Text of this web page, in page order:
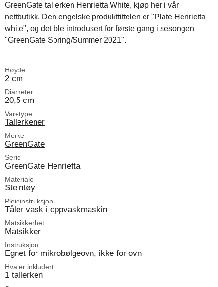
GreenGate tallerken Henrietta White, kjøp her i vår
nettbutikk. Den engelske produkttittelen er "Plate Henrietta
white", og det ble introdusert for første gang i sesongen
"GreenGate Spring/Summer 2021".
Høyde
2 cm
Diameter
20,5 cm
Varetype
Tallerkener
Merke
GreenGate
Serie
GreenGate Henrietta
Materiale
Steintøy
Pleieinstruksjon
Tåler vask i oppvaskmaskin
Matsikkerhet
Matsikker
Instruksjon
Egnet for mikrobølgeovn, ikke for ovn
Hva er inkludert
1 tallerken